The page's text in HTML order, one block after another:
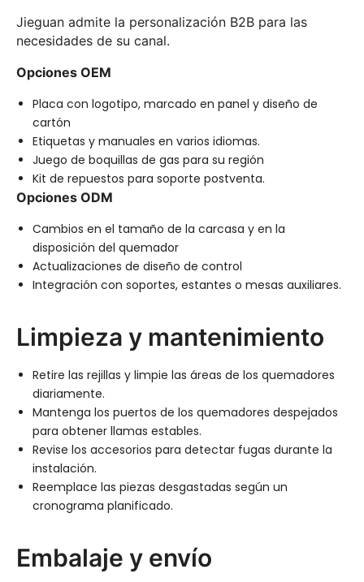
Jieguan admite la personalización B2B para las
necesidades de su canal.
Opciones OEM
Placa con logotipo, marcado en panel y diseño de
cartón
Etiquetas y manuales en varios idiomas.
Juego de boquillas de gas para su región
Kit de repuestos para soporte postventa.
Opciones ODM
Cambios en el tamaño de la carcasa y en la
disposición del quemador
Actualizaciones de diseño de control
Integración con soportes, estantes o mesas auxiliares.
Limpieza y mantenimiento
Retire las rejillas y limpie las áreas de los quemadores
diariamente.
Mantenga los puertos de los quemadores despejados
para obtener llamas estables.
Revise los accesorios para detectar fugas durante la
instalación.
Reemplace las piezas desgastadas según un
cronograma planificado.
Embalaje y envío